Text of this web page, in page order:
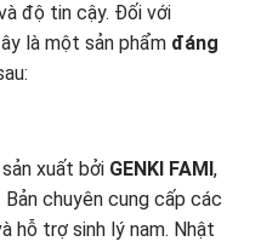
độ tin cậy. Đối với
là một sản phẩm đáng
xuất bởi GENKI FAMI,
chuyên cung cấp các
hỗ trợ sinh lý nam. Nhật